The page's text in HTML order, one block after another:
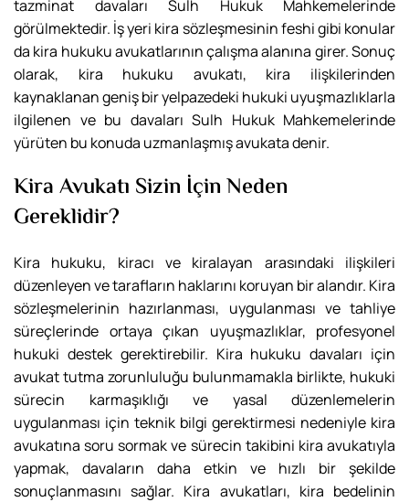
tazminat davaları Sulh Hukuk Mahkemelerinde
görülmektedir. İş yeri kira sözleşmesinin feshi gibi konular
da kira hukuku avukatlarının çalışma alanına girer. Sonuç
olarak, kira hukuku avukatı, kira ilişkilerinden
kaynaklanan geniş bir yelpazedeki hukuki uyuşmazlıklarla
ilgilenen ve bu davaları Sulh Hukuk Mahkemelerinde
yürüten bu konuda uzmanlaşmış avukata denir.
Kira Avukatı Sizin İçin Neden
Gereklidir?
Kira hukuku, kiracı ve kiralayan arasındaki ilişkileri
düzenleyen ve tarafların haklarını koruyan bir alandır. Kira
sözleşmelerinin hazırlanması, uygulanması ve tahliye
süreçlerinde ortaya çıkan uyuşmazlıklar, profesyonel
hukuki destek gerektirebilir. Kira hukuku davaları için
avukat tutma zorunluluğu bulunmamakla birlikte, hukuki
sürecin karmaşıklığı ve yasal düzenlemelerin
uygulanması için teknik bilgi gerektirmesi nedeniyle kira
avukatına soru sormak ve sürecin takibini kira avukatıyla
yapmak, davaların daha etkin ve hızlı bir şekilde
sonuçlanmasını sağlar. Kira avukatları, kira bedelinin